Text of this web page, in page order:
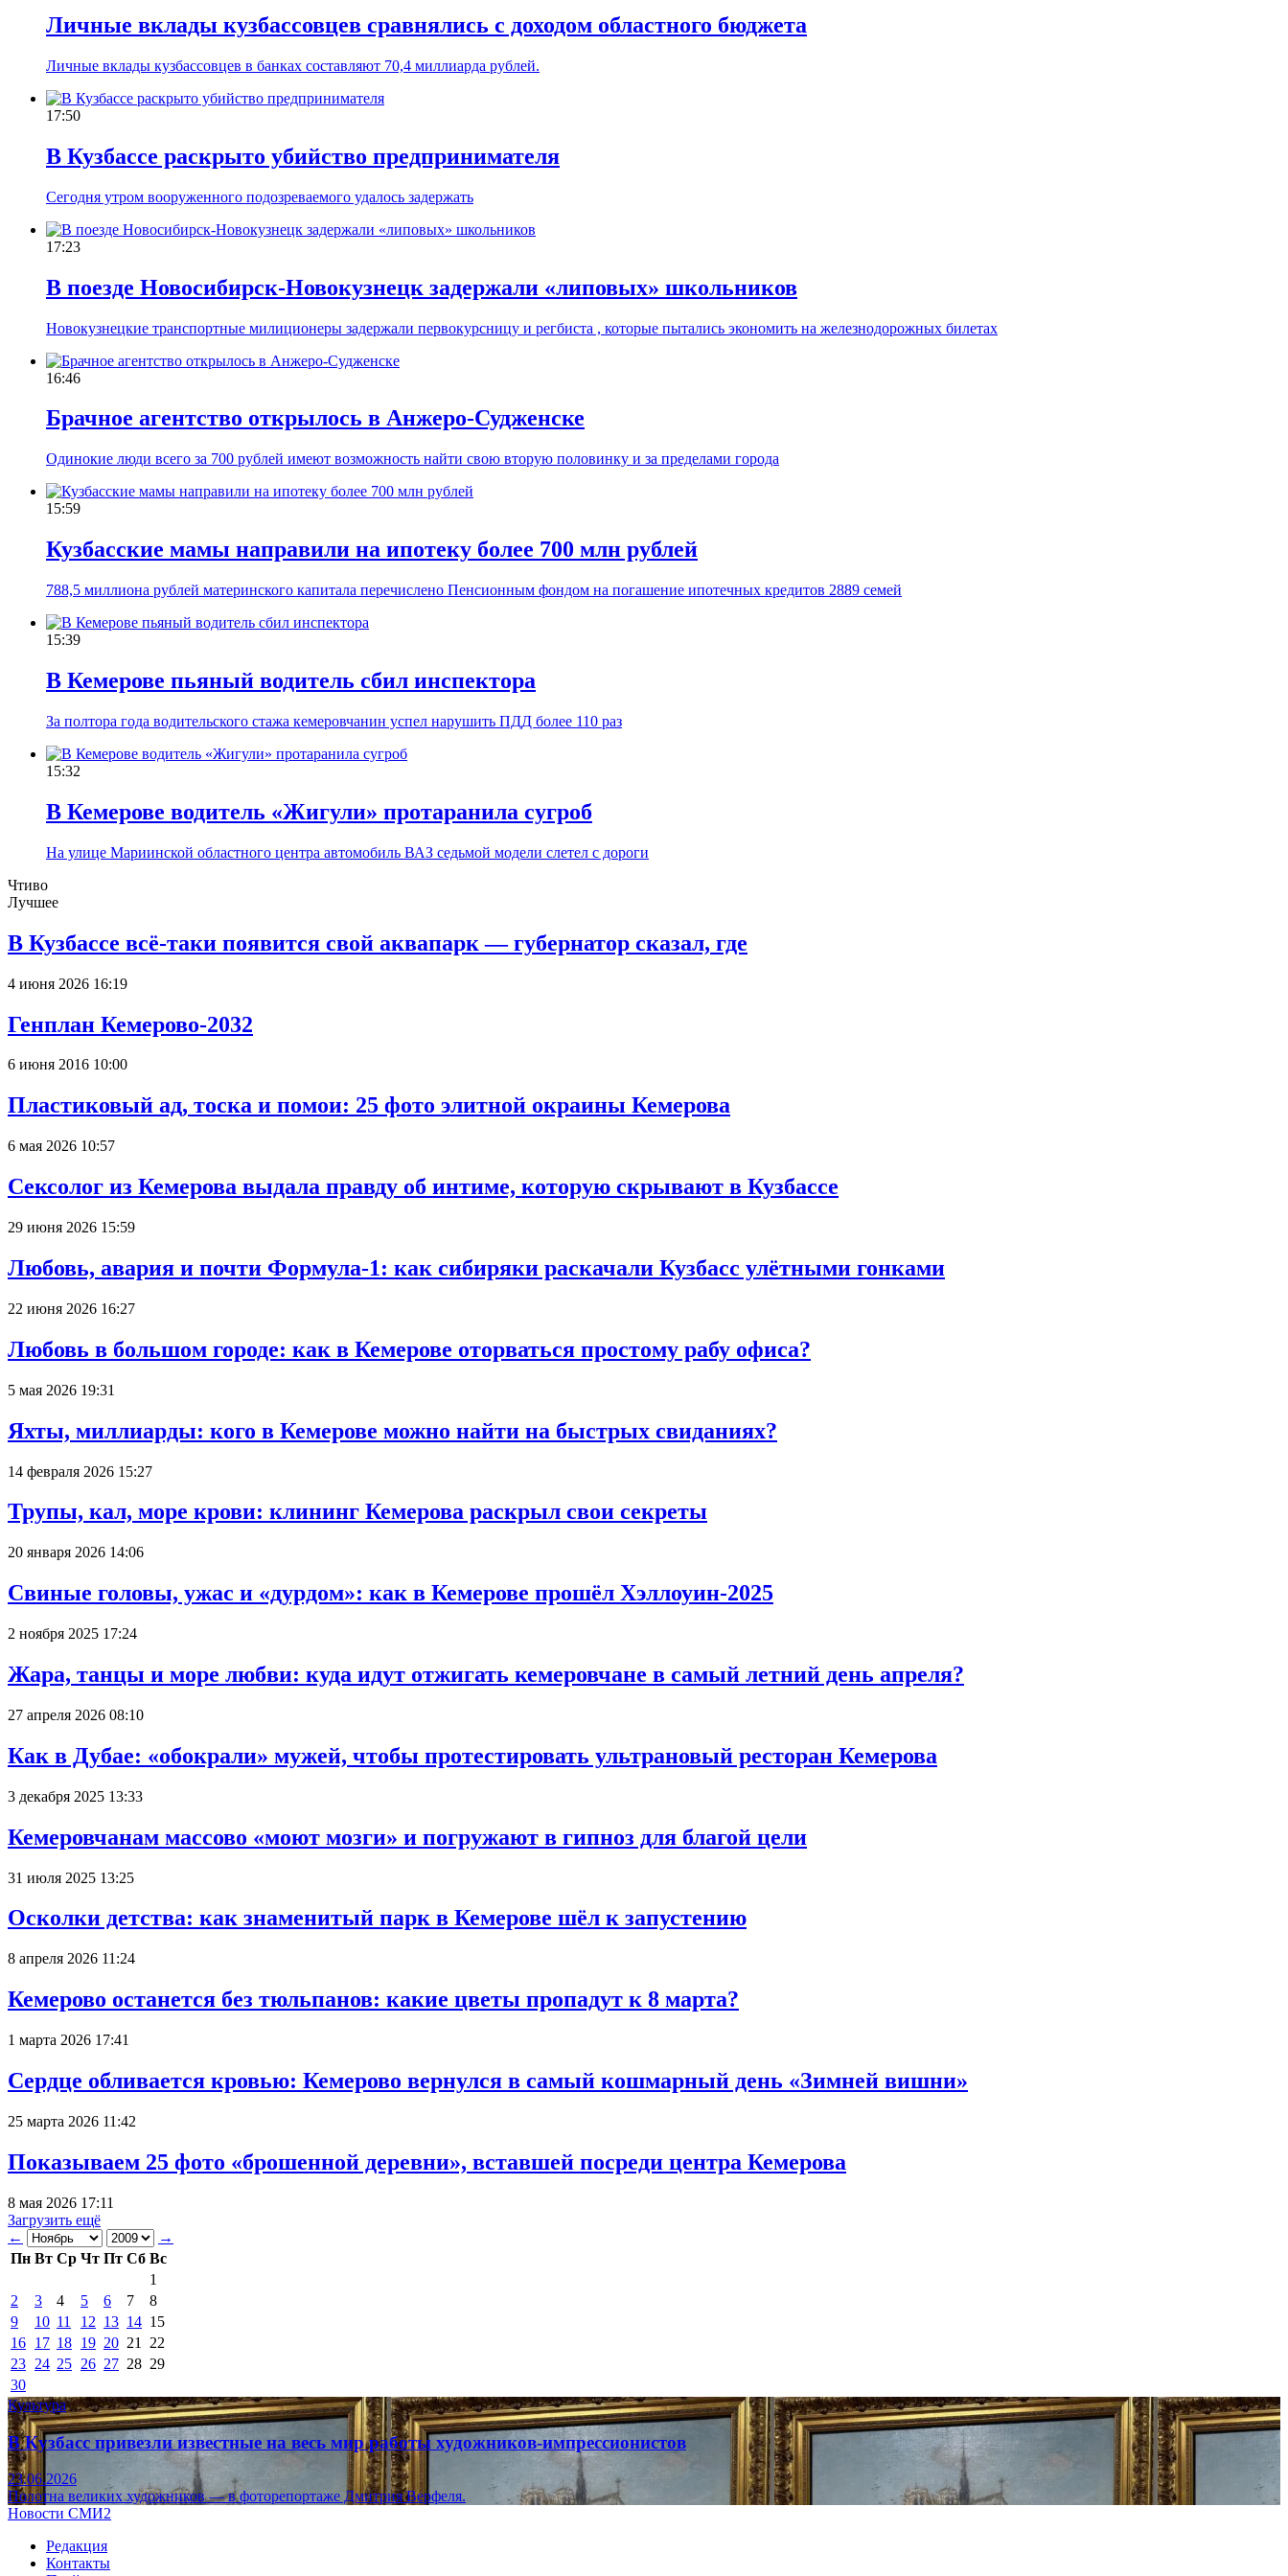
Личные вклады кузбассовцев сравнялись с доходом областного бюджета
Личные вклады кузбассовцев в банках составляют 70,4 миллиарда рублей.
17:50
В Кузбассе раскрыто убийство предпринимателя
Сегодня утром вооруженного подозреваемого удалось задержать
17:23
В поезде Новосибирск-Новокузнецк задержали «липовых» школьников
Новокузнецкие транспортные милиционеры задержали первокурсницу и регбиста , которые пытались экономить на железнодорожных билетах
16:46
Брачное агентство открылось в Анжеро-Судженске
Одинокие люди всего за 700 рублей имеют возможность найти свою вторую половинку и за пределами города
15:59
Кузбасские мамы направили на ипотеку более 700 млн рублей
788,5 миллиона рублей материнского капитала перечислено Пенсионным фондом на погашение ипотечных кредитов 2889 семей
15:39
В Кемерове пьяный водитель сбил инспектора
За полтора года водительского стажа кемеровчанин успел нарушить ПДД более 110 раз
15:32
В Кемерове водитель «Жигули» протаранила сугроб
На улице Мариинской областного центра автомобиль ВАЗ седьмой модели слетел с дороги
Чтиво
Лучшее
В Кузбассе всё-таки появится свой аквапарк — губернатор сказал, где
4 июня 2026 16:19
Генплан Кемерово-2032
6 июня 2016 10:00
Пластиковый ад, тоска и помои: 25 фото элитной окраины Кемерова
6 мая 2026 10:57
Сексолог из Кемерова выдала правду об интиме, которую скрывают в Кузбассе
29 июня 2026 15:59
Любовь, авария и почти Формула-1: как сибиряки раскачали Кузбасс улётными гонками
22 июня 2026 16:27
Любовь в большом городе: как в Кемерове оторваться простому рабу офиса?
5 мая 2026 19:31
Яхты, миллиарды: кого в Кемерове можно найти на быстрых свиданиях?
14 февраля 2026 15:27
Трупы, кал, море крови: клининг Кемерова раскрыл свои секреты
20 января 2026 14:06
Свиные головы, ужас и «дурдом»: как в Кемерове прошёл Хэллоуин-2025
2 ноября 2025 17:24
Жара, танцы и море любви: куда идут отжигать кемеровчане в самый летний день апреля?
27 апреля 2026 08:10
Как в Дубае: «обокрали» мужей, чтобы протестировать ультрановый ресторан Кемерова
3 декабря 2025 13:33
Кемеровчанам массово «моют мозги» и погружают в гипноз для благой цели
31 июля 2025 13:25
Осколки детства: как знаменитый парк в Кемерове шёл к запустению
8 апреля 2026 11:24
Кемерово останется без тюльпанов: какие цветы пропадут к 8 марта?
1 марта 2026 17:41
Сердце обливается кровью: Кемерово вернулся в самый кошмарный день «Зимней вишни»
25 марта 2026 11:42
Показываем 25 фото «брошенной деревни», вставшей посреди центра Кемерова
8 мая 2026 17:11
Загрузить ещё
←
→
Пн Вт Ср Чт Пт Сб Вс
1
2
3 4 5 6 7
8
9
10 11 12 13 14 15
16 17 18 19 20 21
22
23 24 25 26 27 28 29
30
Культура
В Кузбасс привезли известные на весь мир работы художников-импрессионистов
23.06.2026
Полотна великих художников — в фоторепортаже Дмитрия Верфеля.
Новости СМИ2
Редакция
Контакты